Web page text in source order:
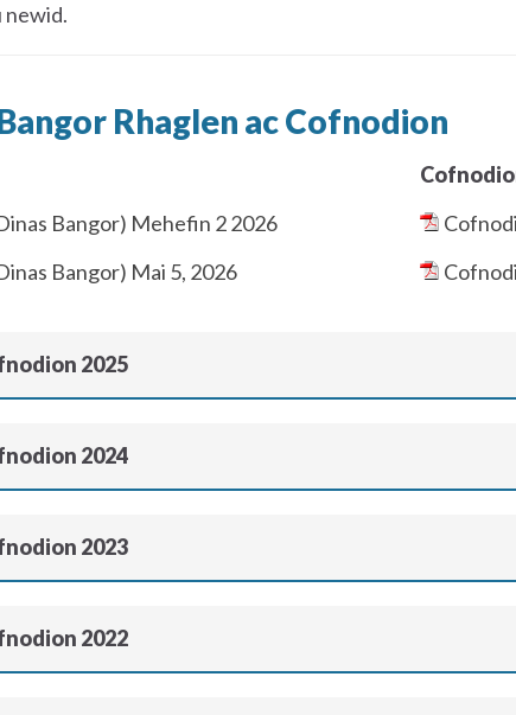
newid.
Rhaglen ac Cofnodion
Bangor) Mehefin 2 2026
Bangor) Mai 5, 2026
2025
2024
2023
2022